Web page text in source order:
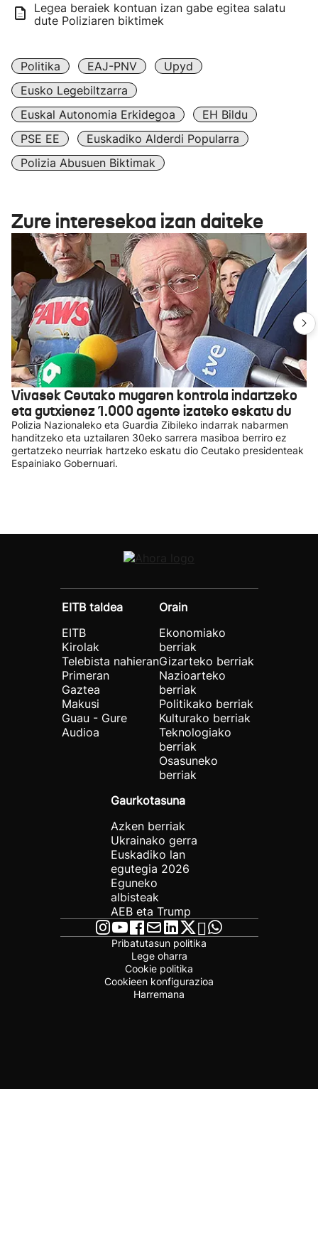
Legea beraiek kontuan izan gabe egitea salatu
dute Poliziaren biktimek
Politika EAJ-PNV
Upyd
Eusko Legebiltzarra
Euskal Autonomia Erkidegoa
EH Bildu
PSE EE
Euskadiko Alderdi Popularra
Polizia Abusuen Biktimak
Zure interesekoa izan daiteke
Vivasek Ceutako mugaren kontrola indartzeko
eta gutxienez 1.000 agente izateko eskatu du
Polizia Nazionaleko eta Guardia Zibileko indarrak nabarmen
handitzeko eta uztailaren 30eko sarrera masiboa berriro ez
gertatzeko neurriak hartzeko eskatu dio Ceutako presidenteak
Espainiako Gobernuari.
EITB taldea
EITB
Kirolak
Telebista nahieran
Primeran
Gaztea
Makusi
Guau - Gure
Audioa
Orain
Ekonomiako
berriak
Gizarteko berriak
Nazioarteko
berriak
Politikako berriak
Kulturako berriak
Teknologiako
berriak
Osasuneko
berriak
Gaurkotasuna
Azken berriak
Ukrainako gerra
Euskadiko lan
egutegia 2026
Eguneko
albisteak
AEB eta Trump
Pribatutasun politika
Lege oharra
Cookie politika
Cookieen konfigurazioa
Harremana